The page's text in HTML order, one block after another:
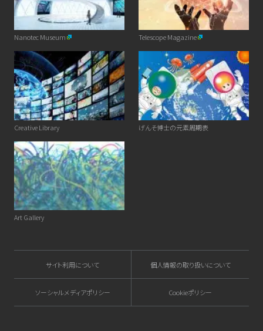
Nanotec Museum Telescope Magazine
Creative Library げんそ博士の元素周期表
Art Gallery
サイト利用について 個人情報の取り扱いについて
ソーシャルメディアポリシー Cookieポリシー